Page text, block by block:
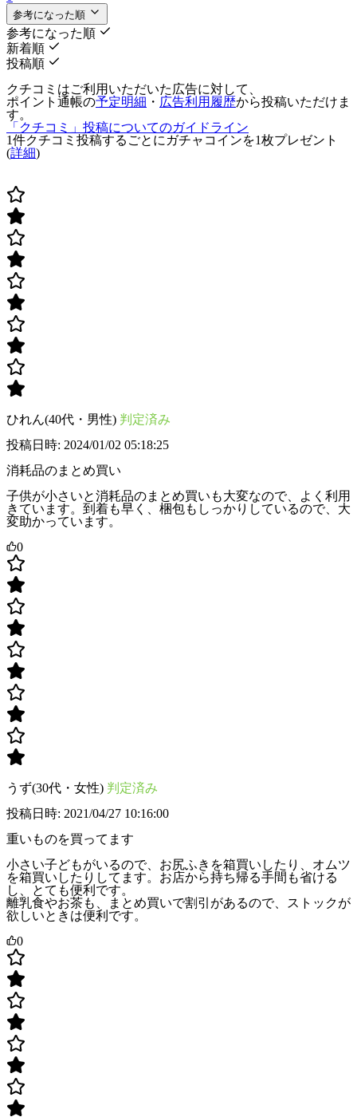
参考になった順
参考になった順
新着順
投稿順
クチコミはご利用いただいた広告に対して、
ポイント通帳の予定明細 ・ 広告利用履歴から投稿いただけま
す。
「クチコミ」投稿についてのガイドライン
1件クチコミ投稿するごとに ガチャコインを1枚プレゼント
(詳細)
ひれん(40代・男性) 判定済み
投稿日時: 2024/01/02 05:18:25
消耗品のまとめ買い
子供が小さいと消耗品のまとめ買いも大変なので、よく利用
きています。到着も早く、梱包もしっかりしているので、大
変助かっています。
0
うず(30代・女性) 判定済み
投稿日時: 2021/04/27 10:16:00
重いものを買ってます
小さい子どもがいるので、お尻ふきを箱買いしたり、オムツ
を箱買いしたりしてます。お店から持ち帰る手間も省ける
し、とても便利です。
離乳食やお茶も、まとめ買いで割引があるので、ストックが
欲しいときは便利です。
0